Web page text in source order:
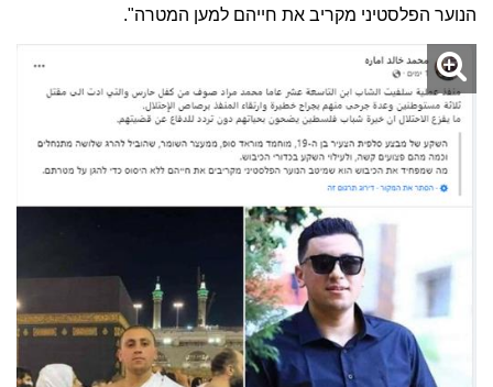
הנוער הפלסטיני מקריב את חייהם למען המטרה"
.